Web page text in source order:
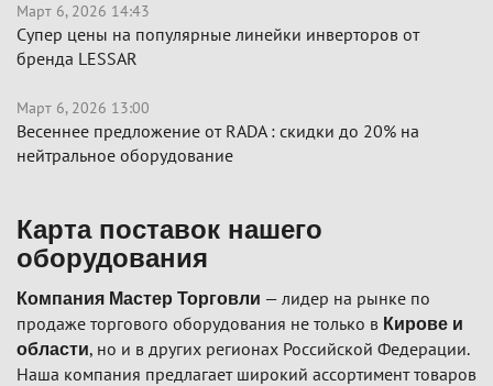
Март 6, 2026 14:43
Супер цены на популярные линейки инверторов от
бренда LESSAR
Март 6, 2026 13:00
Весеннее предложение от RADA : скидки до 20% на
нейтральное оборудование
Карта поставок нашего
оборудования
Компания Мастер Торговли — лидер на рынке по
продаже торгового оборудования не только в Кирове и
области, но и в других регионах Российской Федерации.
Наша компания предлагает широкий ассортимент товаров